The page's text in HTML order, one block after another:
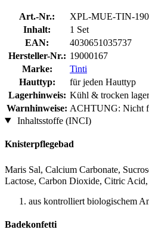
Art.-Nr.:
XPL-MUE-TIN-
Inhalt:
1 Set
EAN:
4030651035737
Hersteller-Nr.: 19000167
Marke:
Tinti
Hauttyp:
für jeden Hauttyp
Lagerhinweis: Kühl & trocken
Warnhinweise: ACHTUNG: Nicht
Inhaltsstoffe (INCI)
Knisterpflegebad
Maris Sal, Calcium Carbonate,
Lactose, Carbon Dioxide, Citric
aus kontrolliert biologischem
Badekonfetti